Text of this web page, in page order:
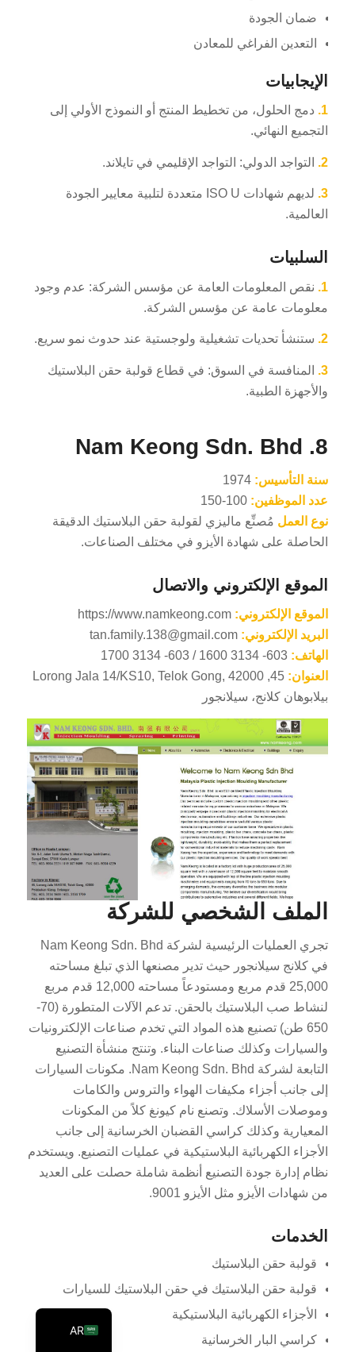
ضمان الجودة
التعدين الفراغي للمعادن
الإيجابيات
1. دمج الحلول، من تخطيط المنتج أو النموذج الأولي إلى
التجميع النهائي.
2. التواجد الدولي: التواجد الإقليمي في تايلاند.
3.
لديهم شهادات ISO U متعددة لتلبية معايير الجودة
العالمية.
السلبيات
1. نقص المعلومات العامة عن مؤسس الشركة: عدم وجود
معلومات عامة عن مؤسس الشركة.
2. ستنشأ تحديات تشغيلية ولوجستية عند حدوث نمو سريع.
3.
المنافسة في السوق: في قطاع قولبة حقن البلاستيك
والأجهزة الطبية.
8. Nam Keong Sdn. Bhd
سنة التأسيس: 1974
عدد الموظفين: 100-150
نوع العمل مُصنِّع ماليزي لقولبة حقن البلاستيك الدقيقة
الحاصلة على شهادة الأيزو في مختلف الصناعات.
الموقع الإلكتروني والاتصال
الموقع الإلكتروني:
البريد الإلكتروني:
الهاتف: 603- 3134 1600 / 603- 3134 1700
العنوان:
45, Lorong Jala 14/KS10, Telok Gong, 42000
بيلابوهان كلانج، سيلانجور
الملف الشخصي للشركة
تجري العمليات الرئيسية لشركة Nam Keong Sdn. Bhd
في كلانج سيلانجور حيث تدير مصنعها الذي تبلغ مساحته
25,000 قدم مربع ومستودعاً مساحته 12,000 قدم مربع
لنشاط صب البلاستيك بالحقن. تدعم الآلات المتطورة (70-
650 طن) تصنيع هذه المواد التي تخدم صناعات الإلكترونيات
والسيارات وكذلك صناعات البناء. وتنتج منشأة التصنيع
التابعة لشركة Nam Keong Sdn. Bhd. مكونات السيارات
إلى جانب أجزاء مكيفات الهواء والتروس والكامات
وموصلات الأسلاك. وتصنع نام كيونغ كلاً من المكونات
المعيارية وكذلك كراسي القضبان الخرسانية إلى جانب
الأجزاء الكهربائية البلاستيكية في عمليات التصنيع. ويستخدم
نظام إدارة جودة التصنيع أنظمة شاملة حصلت على العديد
من شهادات الأيزو مثل الأيزو 9001.
الخدمات
قولبة حقن البلاستيك
قولبة حقن البلاستيك في حقن البلاستيك للسيارات
الأجزاء الكهربائية البلاستيكية
كراسي البار الخرسانية
AR
NL
TR
ES
JA
PT
CS
DA
FI
EL
SV
HU
RO
ES_MX